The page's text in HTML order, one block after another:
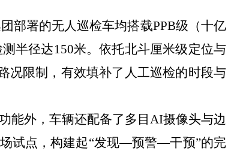
部署的无人巡检车均搭载PPB级（十亿
半径达150米。依托北斗厘米级定位与
况限制，有效填补了人工巡检的时段与
能外，车辆还配备了多目AI摄像头与边
试点，构建起“发现—预警—干预”的完